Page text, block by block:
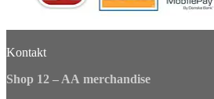
Kontakt
Shop 12 – AA merchandise